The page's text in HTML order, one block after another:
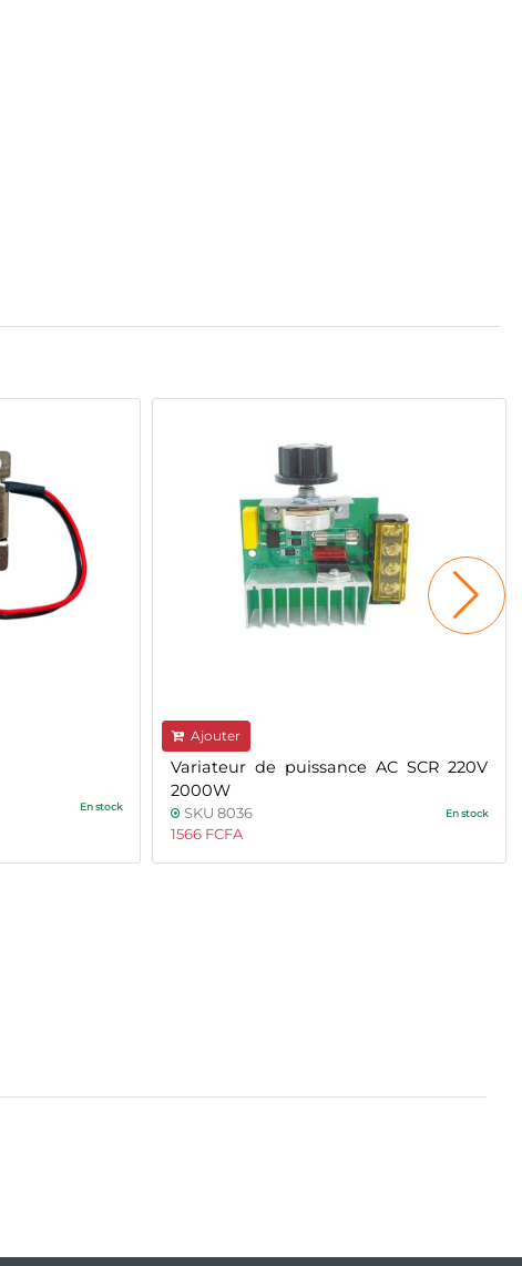
En stock
Ajouter
Variateur de puissance AC SCR 220V
2000W
SKU 8036 En stock
1566 FCFA